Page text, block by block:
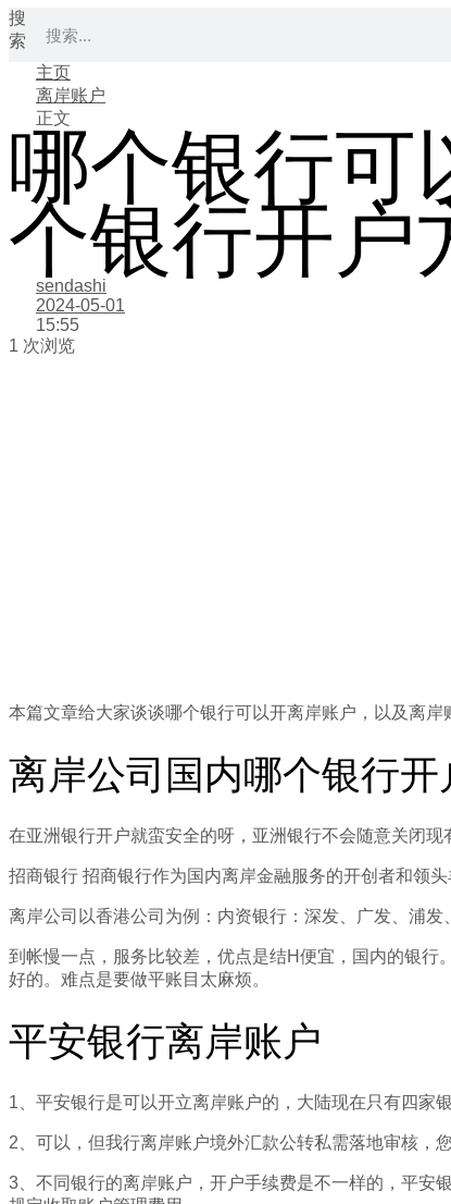
搜
索
主页
离岸账户
正文
哪个银行可
个银行开户
sendashi
2024-05-01
15:55
1 次浏览
本篇文章给大家谈谈哪个银行可以开离岸账户，以及离
离岸公司国内哪个银行开
在亚洲银行开户就蛮安全的呀，亚洲银行不会随意关闭
招商银行 招商银行作为国内离岸金融服务的开创者和领
离岸公司以香港公司为例：内资银行：深发、广发、浦
到帐慢一点，服务比较差，优点是结H便宜，国内的银
好的。难点是要做平账目太麻烦。
平安银行离岸账户
1、平安银行是可以开立离岸账户的，大陆现在只有四家
2、可以，但我行离岸账户境外汇款公转私需落地审核，
3、不同银行的离岸账户，开户手续费是不一样的，平安